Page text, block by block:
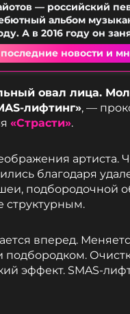
— российский
альбом
А в 2016 году он
новости и
овал лица.
лифтинг», —
«Страсти».
артиста.
благодаря
подбородочной
структурным.
вперед.
эффект. SMAS-